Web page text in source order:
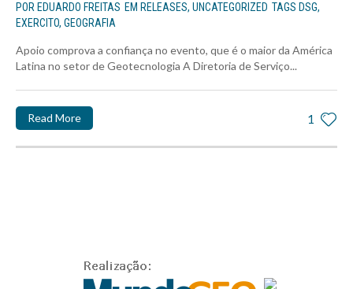
POR EDUARDO FREITAS EM RELEASES, UNCATEGORIZED TAGS DSG,
EXERCITO, GEOGRAFIA
Apoio comprova a confiança no evento, que é o maior da América
Latina no setor de Geotecnologia A Diretoria de Serviço...
1
Read More